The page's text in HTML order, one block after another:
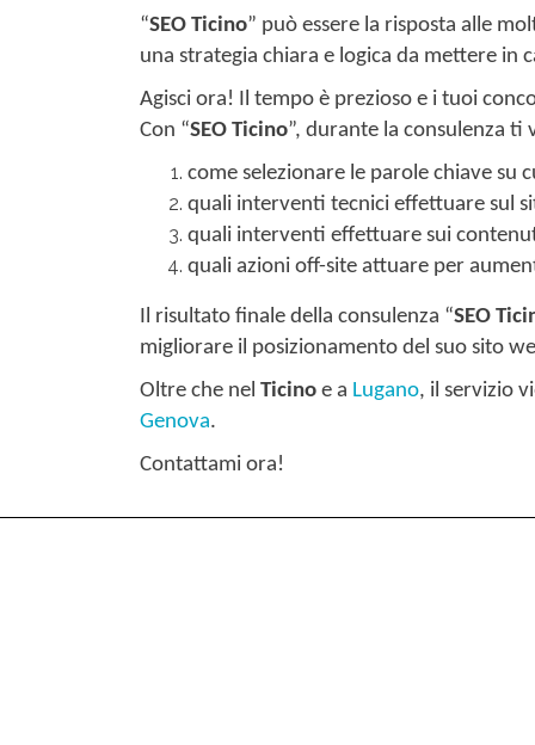
“SEO Ticino” può essere la risposta alle
una strategia chiara e logica da mettere in
Agisci ora! Il tempo è prezioso e i tuoi
Con “SEO Ticino”, durante la consulenza
come selezionare le parole chiave su
quali interventi tecnici effettuare sul
quali interventi effettuare sui
quali azioni off-site attuare per
Il risultato finale della consulenza “SEO
migliorare il posizionamento del suo sito
Oltre che nel Ticino e a Lugano, il servizio
Genova.
Contattami ora!